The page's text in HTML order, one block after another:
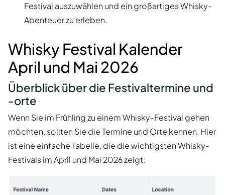
Festival auszuwählen und ein großartiges Whisky-
Abenteuer zu erleben.
Whisky Festival Kalender
April und Mai 2026
Überblick über die Festivaltermine und
-orte
Wenn Sie im Frühling zu einem Whisky-Festival gehen
möchten, sollten Sie die Termine und Orte kennen. Hier
ist eine einfache Tabelle, die die wichtigsten Whisky-
Festivals im April und Mai 2026 zeigt: